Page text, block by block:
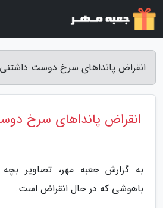
انقراض پانداهای سرخ دوست
انقراض پانداهای سرخ
به گزارش جعبه مهر، تصاویر
باهوشی که در حال انقراض است.